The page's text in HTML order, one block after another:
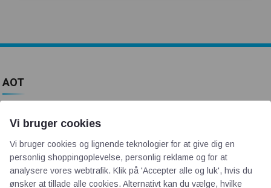
AOT
Kontakt
Persondata
Vi bruger cookies
Vi bruger cookies og lignende teknologier for at give dig en
personlig shoppingoplevelse, personlig reklame og for at
analysere vores webtrafik. Klik på 'Accepter alle og luk', hvis du
ønsker at tillade alle cookies. Alternativt kan du vælge, hvilke